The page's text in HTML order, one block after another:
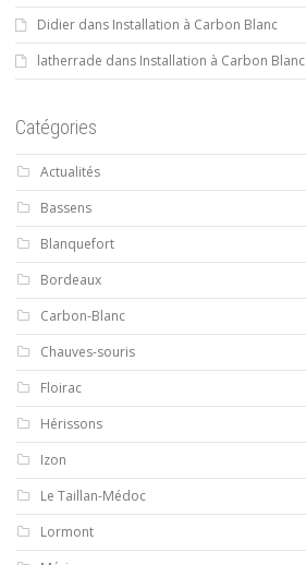
Didier dans Installation à Carbon Blanc
latherrade dans Installation à Carbon Blanc
Catégories
Actualités
Bassens
Blanquefort
Bordeaux
Carbon-Blanc
Chauves-souris
Floirac
Hérissons
Izon
Le Taillan-Médoc
Lormont